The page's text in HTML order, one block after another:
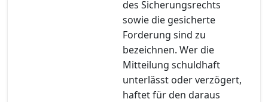
des Sicherungsrechts
sowie die gesicherte
Forderung sind zu
bezeichnen. Wer die
Mitteilung schuldhaft
unterlässt oder verzögert,
haftet für den daraus